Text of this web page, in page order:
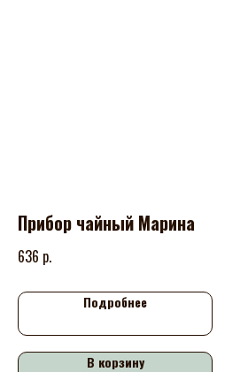
Прибор чайный Марина
636 р.
Подробнее
В корзину